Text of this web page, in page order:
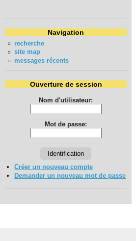
Navigation
recherche
site map
messages récents
Ouverture de session
Nom d'utilisateur:
Mot de passe:
Créer un nouveau compte
Demander un nouveau mot de passe